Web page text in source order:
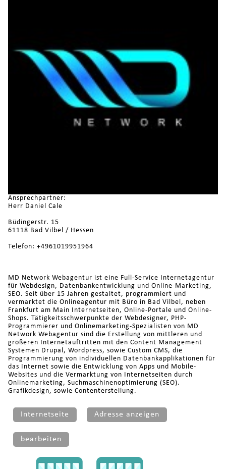
Ansprechpartner:
Herr Daniel Cale
Büdingerstr. 15
61118 Bad Vilbel / Hessen
Telefon: +4961019951964
MD Network Webagentur ist eine Full-Service Internetagentur
für Webdesign, Datenbankentwicklung und Online-Marketing,
SEO. Seit über 15 Jahren gestaltet, programmiert und
vermarktet die Onlineagentur mit Büro in Bad Vilbel, neben
Frankfurt am Main Internetseiten, Online-Portale und Online-
Shops. Tätigkeitsschwerpunkte der Webdesigner, PHP-
Programmierer und Onlinemarketing-Spezialisten von MD
Network Webagentur sind die Erstellung von mittleren und
größeren Internetauftritten mit den Content Management
Systemen Drupal, Wordpress, sowie Custom CMS, die
Programmierung von individuellen Datenbankapplikationen für
das Internet sowie die Entwicklung von Apps und Mobile-
Websites und die Vermarktung von Internetseiten durch
Onlinemarketing, Suchmaschinenoptimierung (SEO).
Grafikdesign, sowie Contenterstellung.
Internetseite Adresse anzeigen
bearbeiten